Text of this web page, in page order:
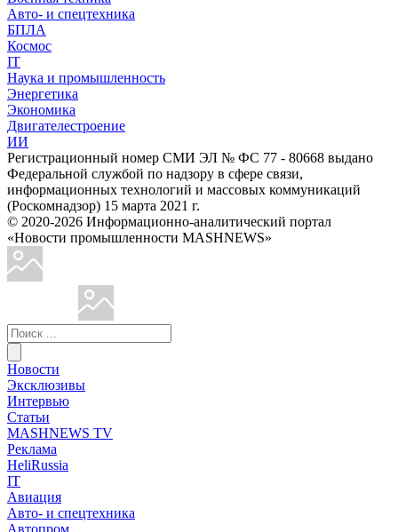
Авто- и спецтехника
БПЛА
Космос
IT
Наука и промышленность
Энергетика
Экономика
Двигателестроение
ИИ
Регистрационный номер СМИ ЭЛ № ФС 77 - 80668 выдано
Федеральной службой по надзору в сфере связи,
информационных технологий и массовых коммуникаций
(Роскомнадзор) 15 марта 2021 г.
© 2020-2026 Информационно-аналитический портал
«Новости промышленности MASHNEWS»
Новости
Эксклюзивы
Интервью
Статьи
MASHNEWS TV
Реклама
HeliRussia
IT
Авиация
Авто- и спецтехника
Автопром